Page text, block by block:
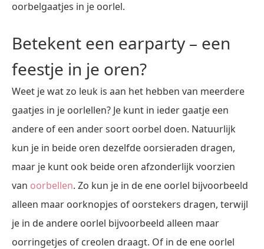
oorbelgaatjes in je oorlel.
Betekent een earparty – een
feestje in je oren?
Weet je wat zo leuk is aan het hebben van meerdere
gaatjes in je oorlellen? Je kunt in ieder gaatje een
andere of een ander soort oorbel doen. Natuurlijk
kun je in beide oren dezelfde oorsieraden dragen,
maar je kunt ook beide oren afzonderlijk voorzien
van oorbellen. Zo kun je in de ene oorlel bijvoorbeeld
alleen maar oorknopjes of oorstekers dragen, terwijl
je in de andere oorlel bijvoorbeeld alleen maar
oorringetjes of creolen draagt. Of in de ene oorlel